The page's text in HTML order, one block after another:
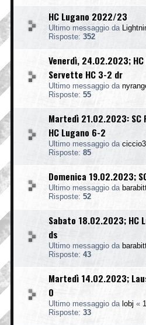
HC Lugano 2022/23
Ultimo messaggio da
Risposte: 352
Venerdì, 24.02.2023;
Servette HC 3-2 dr
Ultimo messaggio da
Risposte: 55
Martedì 21.02.2023: SC
HC Lugano 6-2
Ultimo messaggio da
Risposte: 85
Domenica 19.02.2023;
Ultimo messaggio da
Risposte: 52
Sabato 18.02.2023; HC
ds
Ultimo messaggio da
Risposte: 43
Martedì 14.02.2023;
0
Ultimo messaggio da lobj «
Risposte: 33